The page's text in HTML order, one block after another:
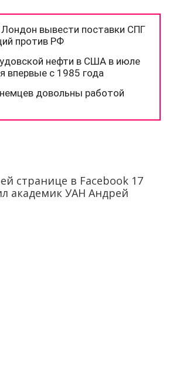
странице в Facebook 17
академик УАН Андрей